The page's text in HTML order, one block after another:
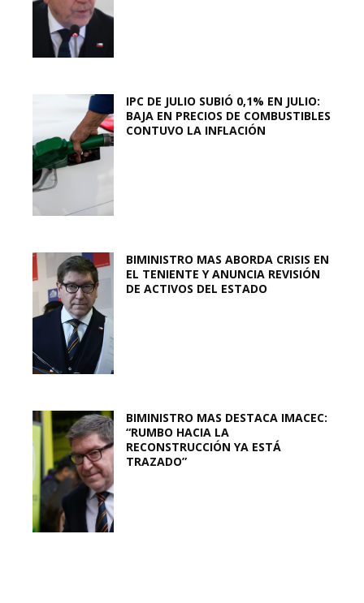
IPC DE JULIO SUBIÓ 0,1% EN JULIO:
BAJA EN PRECIOS DE COMBUSTIBLES
CONTUVO LA INFLACIÓN
BIMINISTRO MAS ABORDA CRISIS EN
EL TENIENTE Y ANUNCIA REVISIÓN
DE ACTIVOS DEL ESTADO
BIMINISTRO MAS DESTACA IMACEC:
“RUMBO HACIA LA
RECONSTRUCCIÓN YA ESTÁ
TRAZADO”